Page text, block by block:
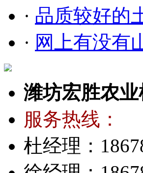
· 品质较好的
· 网上有没有
潍坊宏胜农
服务热线：
杜经理：